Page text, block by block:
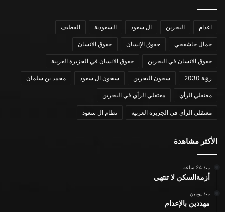
اعدام البحرين ال سعود السعودية القطيف
جمال خاشقجي حقوق الإنسان حقوق الانسان
حقوق الانسان في البحرين حقوق الانسان في الجزيرة العربية
رؤية 2030 سجون البحرين سجون ال سعود محمد بن سلمان
معتقلي الرأي معتقلي الرأي في البحرين
معتقلي الرأي في الجزيرة العربية نظام ال سعود
الأكثر مشاهدة
منذ 24 ساعة
أزمةالسكن لا تنتهي
منذ يومين
مهددين بالإعدام